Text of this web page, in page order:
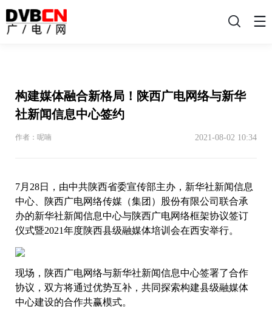
搜
构建媒体融合新格局！陕西广电网络与新华
社新闻信息中心签约
作者：呢喃 2021-08-02 10:34
7月28日，由中共陕西省委宣传部主办，新华社新闻信息
中心、陕西广电网络传媒（集团）股份有限公司联合承
办的新华社新闻信息中心与陕西广电网络框架协议签订
仪式暨2021年度陕西县级融媒体培训会在西安举行。
现场，陕西广电网络与新华社新闻信息中心签署了合作
协议，双方将通过优势互补，共同探索构建县级融媒体
中心建设的合作共赢模式。